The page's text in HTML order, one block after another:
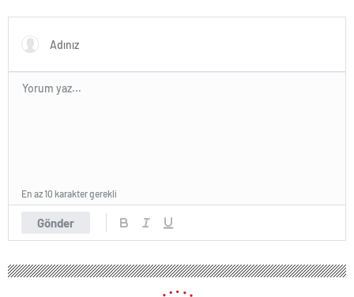
ve dijitalleşme vurgusu
Gönder
En az 10 karakter gerekli